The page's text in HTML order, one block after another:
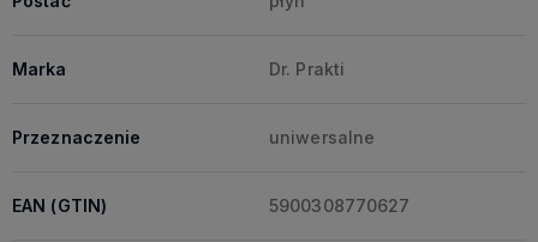
Marka Dr. Prakti
Przeznaczenie uniwersalne
EAN (GTIN) 5900308770627